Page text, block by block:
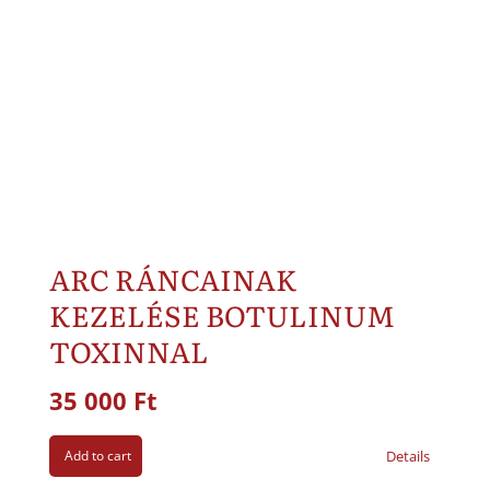
ARC RÁNCAINAK
KEZELÉSE BOTULINUM
TOXINNAL
35 000 Ft
Add to cart Details